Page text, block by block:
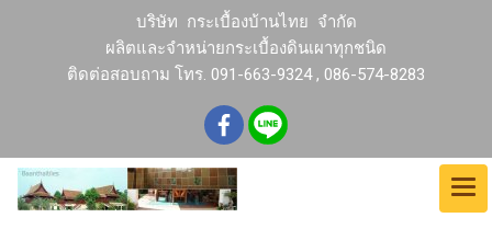
บริษัท กระเบื้องบ้านไทย จำกัด
ผลิตและจำหน่ายกระเบื้องดินเผาทุกชนิด
ติดต่อสอบถาม โทร. 091-663-9324 , 086-574-8283